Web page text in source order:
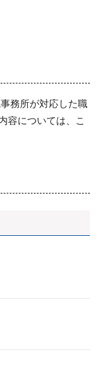
務所が対応した職
容については、こ